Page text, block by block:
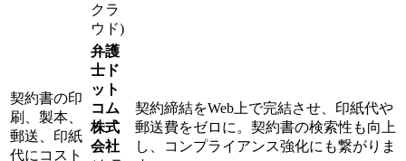
クラ
ウド)
契約書の印
刷、製本、
郵送、印紙
代にコスト
弁護
士ド
ット
コム
株式
会社
契約締結をWeb上で完結させ、印紙代や
郵送費をゼロに。契約書の検索性も向上
し、コンプライアンス強化にも繋がりま